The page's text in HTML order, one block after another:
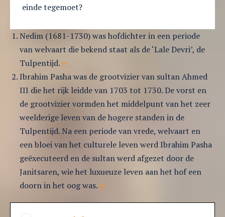
einde tegemoet?
Nedim (1681-1730) was hofdichter in een periode
van welvaart die bekend staat als de ‘Lale Devri’, de
Tulpentijd. ↩︎
Ibrahim Pasha was de grootvizier van sultan Ahmed
III die het rijk leidde van 1703 tot 1730. De vorst en
de grootvizier vormden het middelpunt van het zeer
weelderige leven van de hogere standen in de
Tulpentijd. Na een periode van vrede, welvaart en
een bloei van het culturele leven werd Ibrahim Pasha
geëxecuteerd en de sultan werd afgezet door de
Janitsaren, wie het luxueuze leven aan het hof een
doorn in het oog was. ↩︎